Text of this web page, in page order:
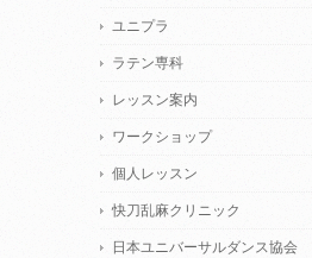
ユニプラ
ラテン専科
レッスン案内
ワークショップ
個人レッスン
快刀乱麻クリニック
日本ユニバーサルダンス協会